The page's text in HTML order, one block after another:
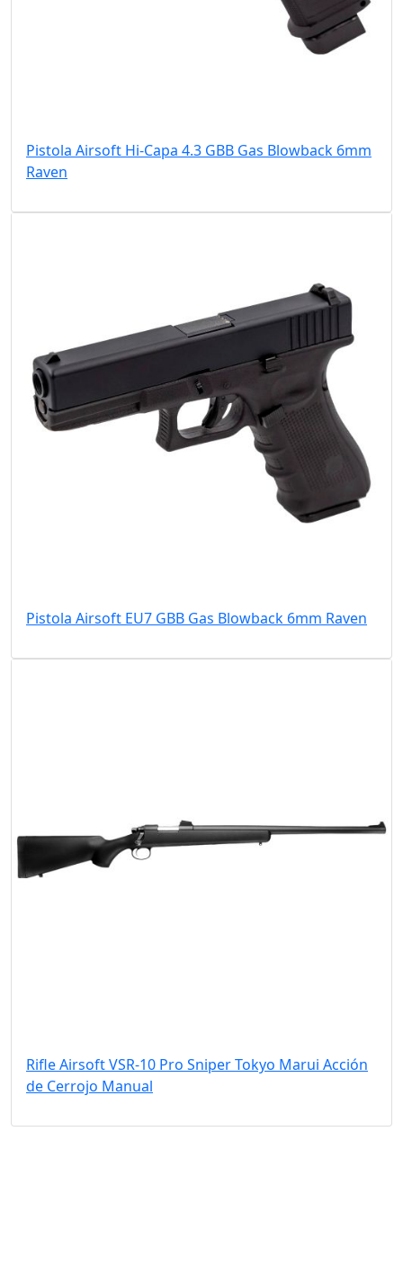
Pistola Airsoft Hi-Capa 4.3 GBB Gas Blowback 6mm
Raven
Pistola Airsoft EU7 GBB Gas Blowback 6mm Raven
Rifle Airsoft VSR-10 Pro Sniper Tokyo Marui Acción
de Cerrojo Manual